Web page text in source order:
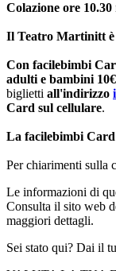
Colazione ore 10.30
Il Teatro Martinitt
Con facilebimbi
adulti e bambini
biglietti all'indirizzo
Card sul cellulare.
La facilebimbi
Per chiarimenti sulla
Le informazioni di
Consulta il sito web
maggiori dettagli.
Sei stato qui? Dai il